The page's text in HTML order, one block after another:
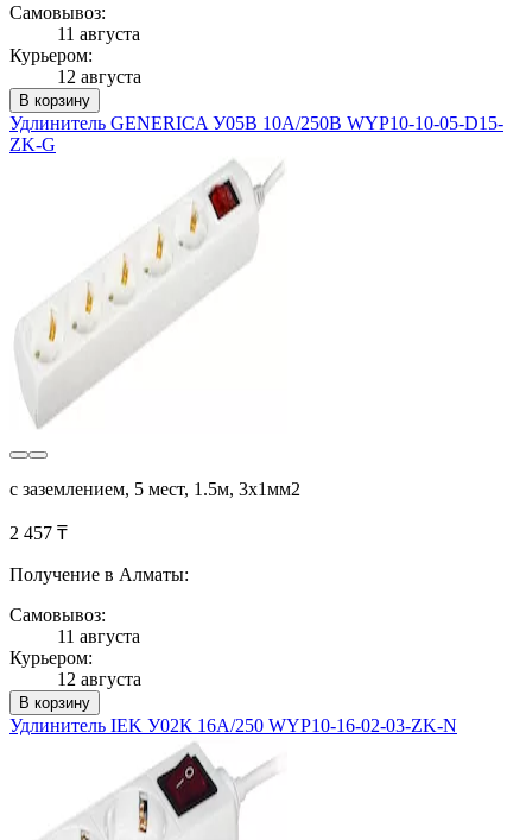
Самовывоз:
11 августа
Курьером:
12 августа
В корзину
Удлинитель GENERICA У05В 10А/250В WYP10-10-05-D15-
ZK-G
с заземлением, 5 мест, 1.5м, 3х1мм2
2 457 ₸
Получение в Алматы:
Самовывоз:
11 августа
Курьером:
12 августа
В корзину
Удлинитель IEK У02К 16А/250 WYP10-16-02-03-ZK-N